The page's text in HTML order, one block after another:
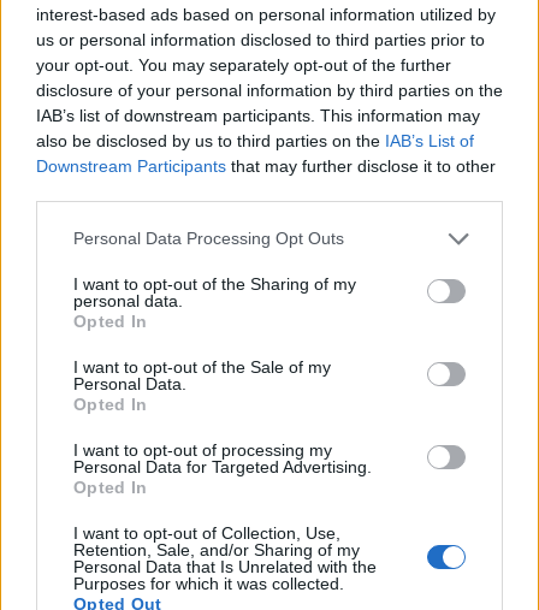
interest-based ads based on personal information utilized by
us or personal information disclosed to third parties prior to
your opt-out. You may separately opt-out of the further
disclosure of your personal information by third parties on the
IAB’s list of downstream participants. This information may
also be disclosed by us to third parties on the IAB’s List of
Downstream Participants that may further disclose it to other
Please note that this website/app uses one or more Google
not limited to your visit or usage behaviour. You may click to
grant or deny consent to Google and its third-party tags to
use your data for below specified purposes in below Google
consent section.
Personal Data Processing Opt Outs
I want to opt-out of the Sharing of my
personal data.
Opted In
I want to opt-out of the Sale of my
Personal Data.
Opted In
I want to opt-out of processing my
Personal Data for Targeted Advertising.
Opted In
I want to opt-out of Collection, Use,
Retention, Sale, and/or Sharing of my
Personal Data that Is Unrelated with the
Purposes for which it was collected.
Opted Out
Τέλος κατά την αφαίρεση του φακού, τράβηξε λίγο
το βλέφαρο με το ένα χέρι και αφού τον σπρώξεις
προς τα κάτω, πιάσ' τον με τον δείκτη και τον
αντίχειρά σου.